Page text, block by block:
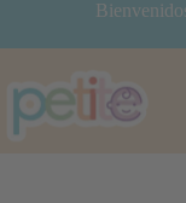
contenido